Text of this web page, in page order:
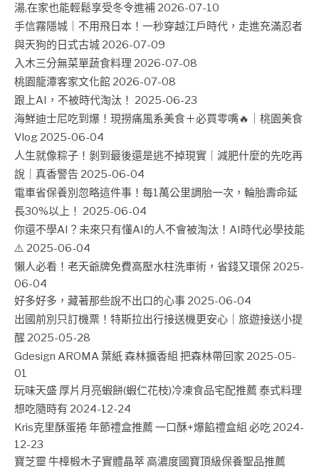
湯,在家也能輕鬆享受冬令進補 2026-07-10
手信霧隱城｜不用飛日本！一秒穿越江戶時代，走進充滿忍者
與天狗的日式古城 2026-07-09
入木三分無菜單蔬食料理 2026-07-08
桃園龍潭客家文化館 2026-07-08
跟上AI，不被時代淘汰！ 2025-06-23
海鮮迪士尼吃到爆！現撈痛風系美食＋必買零嘴🔥｜桃園美食
Vlog 2025-06-04
人生就像粽子！剝到最後還是逃不掉現實｜減肥什麼的先吃再
說｜真香警告 2025-06-04
電車省保養別忽略這件事！每1萬公里調胎一次，輪胎壽命延
長30%以上！ 2025-06-04
你還不學AI？未來只有懂AI的人不會被淘汰！AI時代必學技能
⚠️ 2025-06-04
懶人必看！老天爺牌免費高壓水柱洗車術，省錢又環保 2025-
06-04
好多好多，藏著那些說不出口的心事 2025-06-04
出國前別只訂機票！特斯拉出行接送機更安心｜旅遊接送小提
醒 2025-05-28
Gdesign AROMA 葉紙 森林擴香組 把森林帶回家 2025-05-
01
玩味天盛 厚片月亮蝦餅(蝦仁花枝)冷凍食品宅配推薦 泰式料理
想吃隨時有 2024-12-24
Kris克里酥蛋捲 年節禮盒推薦 一口酥+爆餡禮盒組 必吃 2024-
12-23
寶芝靈 牛樟椴木子實體晶萃 高濃度國寶頂級保養聖品推薦